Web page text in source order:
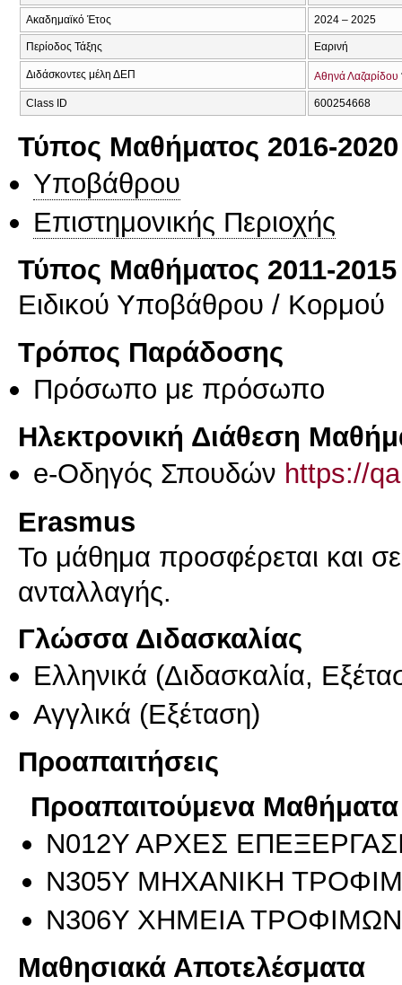
Ακαδημαϊκό Έτος 2024 – 2025
Περίοδος Τάξης Εαρινή
Διδάσκοντες μέλη ΔΕΠ Αθηνά Λαζαρίδου
Class ID 600254668
Τύπος Μαθήματος 2016-2020
Υποβάθρου
Επιστημονικής Περιοχής
Τύπος Μαθήματος 2011-2015
Ειδικού Υποβάθρου / Κορμού
Τρόπος Παράδοσης
Πρόσωπο με πρόσωπο
Ηλεκτρονική Διάθεση
e-Οδηγός Σπουδών https://
Erasmus
Το μάθημα προσφέρεται και
ανταλλαγής.
Γλώσσα Διδασκαλίας
Ελληνικά (Διδασκαλία,
Αγγλικά (Εξέταση)
Προαπαιτήσεις
Προαπαιτούμενα Μαθήματα
Ν012Υ ΑΡΧΕΣ
Ν305Υ ΜΗΧΑΝΙΚΗ
Ν306Υ ΧΗΜΕΙΑ ΤΡΟΦΙΜΩΝ
Μαθησιακά Αποτελέσματα